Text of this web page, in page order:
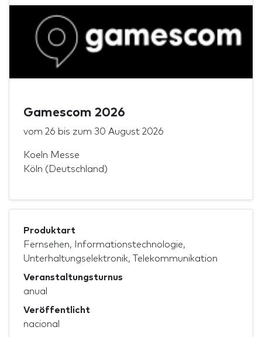
Gamescom 2026
vom 26 bis zum 30 August 2026
Koeln Messe
Köln (Deutschland)
Produktart
Fernsehen, Informationstechnologie,
Unterhaltungselektronik, Telekommunikation
Veranstaltungsturnus
anual
Veröffentlicht
nacional